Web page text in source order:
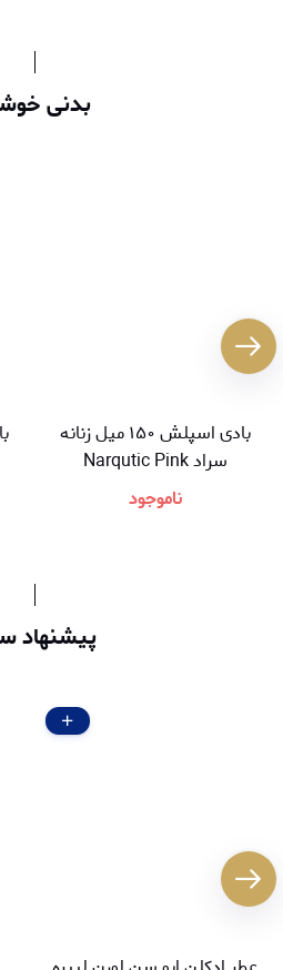
بدنی
بادی اسپلش ۱۵۰ میل زنانه
سراد Narqutic Pink
ناموجود
پیشنهاد